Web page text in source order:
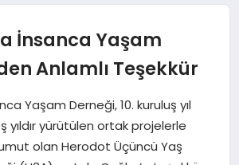
İnsanca Yaşam
Anlamlı Teşekkür
Yaşam Derneği, 10. kuruluş yıl
yıldır yürütülen ortak projelerle
olan Herodot Üçüncü Yaş